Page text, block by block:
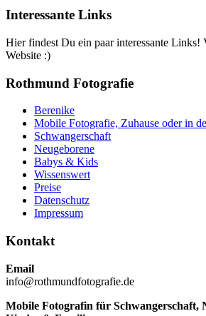
Interessante Links
Hier findest Du ein paar interessante Links!
Website :)
Rothmund Fotografie
Berenike
Mobile Fotografie, Zuhause oder in
Schwangerschaft
Neugeborene
Babys & Kids
Wissenswert
Preise
Datenschutz
Impressum
Kontakt
Email
info@rothmundfotografie.de
Mobile Fotografin für Schwangerschaft,